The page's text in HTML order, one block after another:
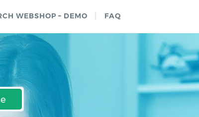
WEBSHOP – DEMO FAQ